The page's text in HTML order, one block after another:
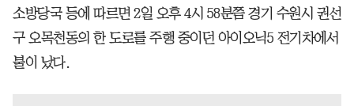
소방당국 등에 따르면 2일 오후 4시 58분쯤 경기 수원시 권선
구 오목천동의 한 도로를 주행 중이던 아이오닉5 전기차에서
불이 났다.